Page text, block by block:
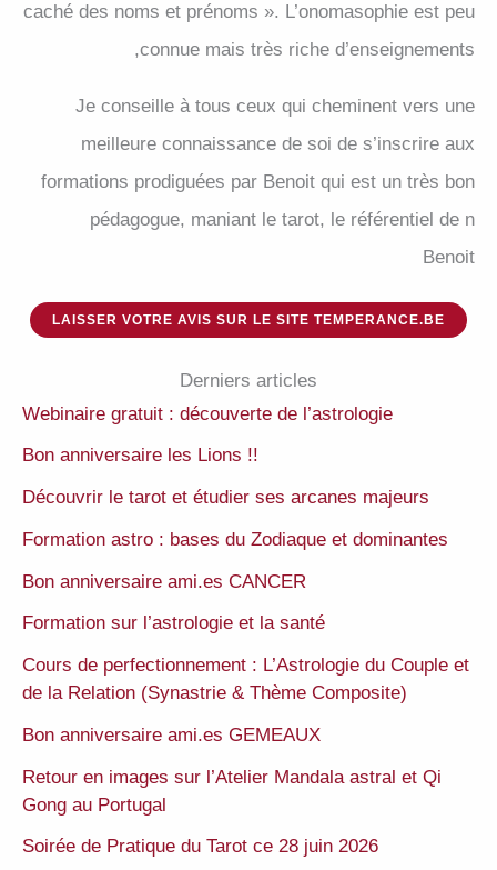
caché des noms et prénoms ». L’onomasophie est peu
connue mais très riche d’enseignements,
Je conseille à tous ceux qui cheminent vers une
meilleure connaissance de soi de s’inscrire aux
formations prodiguées par Benoit qui est un très bon
pédagogue, maniant le tarot, le référentiel de n
Benoit
LAISSER VOTRE AVIS SUR LE SITE TEMPERANCE.BE
Derniers articles
Webinaire gratuit : découverte de l’astrologie
Bon anniversaire les Lions !!
Découvrir le tarot et étudier ses arcanes majeurs
Formation astro : bases du Zodiaque et dominantes
Bon anniversaire ami.es CANCER
Formation sur l’astrologie et la santé
Cours de perfectionnement : L’Astrologie du Couple et
de la Relation (Synastrie & Thème Composite)
Bon anniversaire ami.es GEMEAUX
Retour en images sur l’Atelier Mandala astral et Qi
Gong au Portugal
Soirée de Pratique du Tarot ce 28 juin 2026